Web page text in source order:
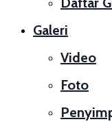
Galeri
Video
Foto